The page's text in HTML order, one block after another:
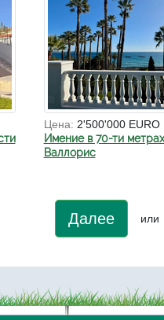
Цена: 2'500'000 EURO
Имение в 70-ти
Валлорис
Далее или